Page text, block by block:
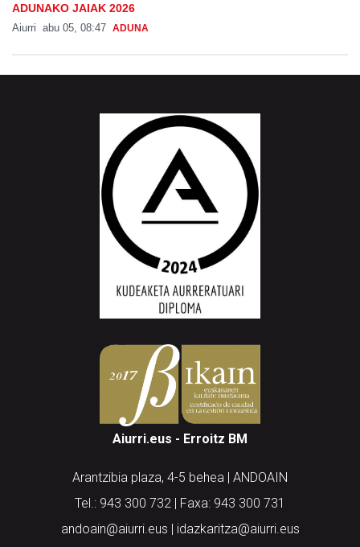
ADUNAKO JAIAK 2026
Aiurri abu 05, 08:47 ADUNA
Aiurri.eus - Erroitz BM
Arantzibia plaza, 4-5 behea | ANDOAIN
Tel.: 943 300 732 | Faxa: 943 300 731
andoain@aiurri.eus | idazkaritza@aiurri.eus